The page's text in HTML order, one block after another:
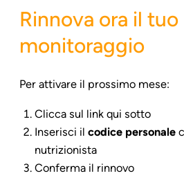
Rinnova ora il tuo
monitoraggio
Per attivare il prossimo mese:
Clicca sul link qui sotto
Inserisci il codice personale
nutrizionista
Conferma il rinnovo